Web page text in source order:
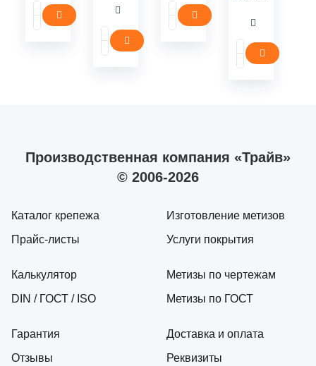
Производственная компания «Трайв»
© 2006-2026
Каталог крепежа
Прайс-листы
Калькулятор
DIN / ГОСТ / ISO
Гарантия
Отзывы
Изготовление метизов
Услуги покрытия
Метизы по чертежам
Метизы по ГОСТ
Доставка и оплата
Реквизиты